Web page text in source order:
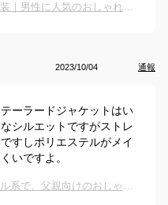
インターンシップの動きやすい服装｜男性に人気のおしゃれなメンズ服って？
2023/10/04 通報
ーラードジャケットはい
シルエットですがストレ
すしポリエステルがメイ
いですよ。
お宮参りの服装｜人気のカジュアル系で、父親向けのおしゃれなおすすめは？